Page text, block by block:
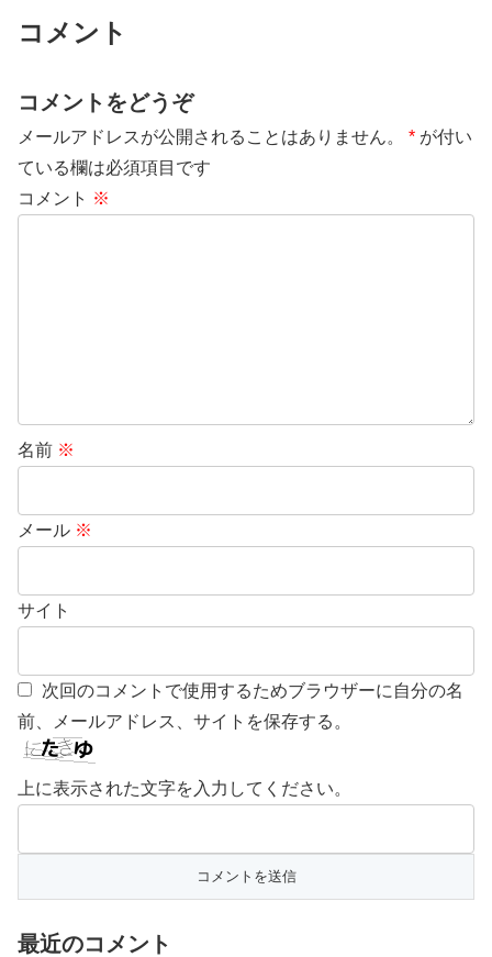
コメント
コメントをどうぞ
メールアドレスが公開されることはありません。 * が付い
ている欄は必須項目です
コメント ※
名前 ※
メール ※
サイト
次回のコメントで使用するためブラウザーに自分の名
前、メールアドレス、サイトを保存する。
上に表示された文字を入力してください。
最近のコメント